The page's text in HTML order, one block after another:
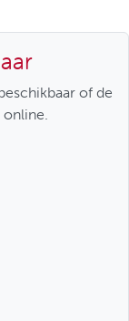
of de
online.